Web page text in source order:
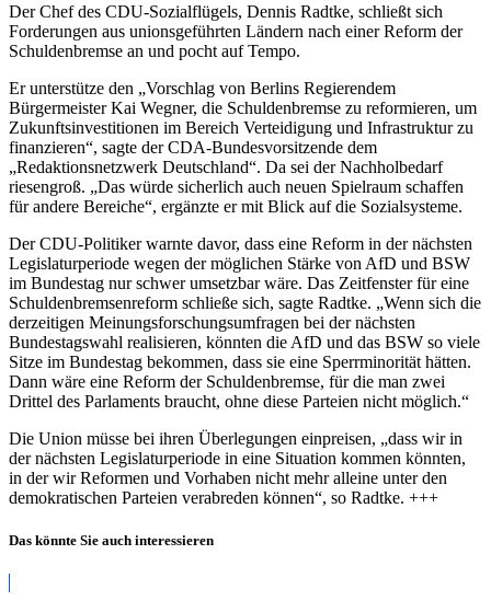
Der Chef des CDU-Sozialflügels, Dennis Radtke, schließt sich
Forderungen aus unionsgeführten Ländern nach einer Reform der
Schuldenbremse an und pocht auf Tempo.
Er unterstütze den „Vorschlag von Berlins Regierendem
Bürgermeister Kai Wegner, die Schuldenbremse zu reformieren, um
Zukunftsinvestitionen im Bereich Verteidigung und Infrastruktur zu
finanzieren“, sagte der CDA-Bundesvorsitzende dem
„Redaktionsnetzwerk Deutschland“. Da sei der Nachholbedarf
riesengroß. „Das würde sicherlich auch neuen Spielraum schaffen
für andere Bereiche“, ergänzte er mit Blick auf die Sozialsysteme.
Der CDU-Politiker warnte davor, dass eine Reform in der nächsten
Legislaturperiode wegen der möglichen Stärke von AfD und BSW
im Bundestag nur schwer umsetzbar wäre. Das Zeitfenster für eine
Schuldenbremsenreform schließe sich, sagte Radtke. „Wenn sich die
derzeitigen Meinungsforschungsumfragen bei der nächsten
Bundestagswahl realisieren, könnten die AfD und das BSW so viele
Sitze im Bundestag bekommen, dass sie eine Sperrminorität hätten.
Dann wäre eine Reform der Schuldenbremse, für die man zwei
Drittel des Parlaments braucht, ohne diese Parteien nicht möglich.“
Die Union müsse bei ihren Überlegungen einpreisen, „dass wir in
der nächsten Legislaturperiode in eine Situation kommen könnten,
in der wir Reformen und Vorhaben nicht mehr alleine unter den
demokratischen Parteien verabreden können“, so Radtke. +++
Das könnte Sie auch interessieren